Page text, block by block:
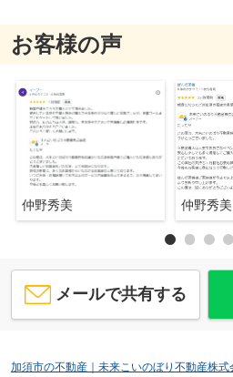
お客様の声
仲野秀美 仲野秀美
メールで共有する
加須市の不動産｜未来こいのぼり不動産株式